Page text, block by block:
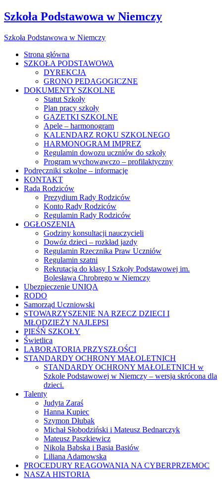
Szkoła Podstawowa w Niemczy
Szkoła Podstawowa w Niemczy
Strona główna
SZKOŁA PODSTAWOWA
DYREKCJA
GRONO PEDAGOGICZNE
DOKUMENTY SZKOLNE
Statut Szkoły
Plan pracy szkoły
GAZETKI SZKOLNE
Apele – harmonogram
KALENDARZ ROKU SZKOLNEGO
HARMONOGRAM IMPREZ
Regulamin dowozu uczniów do szkoły
Program wychowawczo – profilaktyczny
Podręczniki szkolne – informacje
KONTAKT
Rada Rodziców
Prezydium Rady Rodziców
Konto Rady Rodziców
Regulamin Rady Rodziców
OGŁOSZENIA
Godziny konsultacji nauczycieli
Dowóz dzieci – rozkład jazdy
Regulamin Rzecznika Praw Uczniów
Regulamin szatni
Rekrutacja do klasy I Szkoły Podstawowej im.
Bolesława Chrobrego w Niemczy
Ubezpieczenie UNIQA
RODO
Samorząd Uczniowski
STOWARZYSZENIE NA RZECZ DZIECI I
MŁODZIEŻY NAJLEPSI
PIEŚŃ SZKOŁY
Świetlica
LABORATORIA PRZYSZŁOŚCI
STANDARDY OCHRONY MAŁOLETNICH
STANDARDY OCHRONY MAŁOLETNICH w
Szkole Podstawowej w Niemczy – wersja skrócona dla
dzieci.
Talenty
Judyta Zaraś
Hanna Kupiec
Szymon Dłubak
Michał Słobodziński i Mateusz Bednarczyk
Mateusz Paszkiewicz
Nikola Babska i Basia Basiów
Liliana Adamowska
PROCEDURY REAGOWANIA NA CYBERPRZEMOC
NASZA HISTORIA